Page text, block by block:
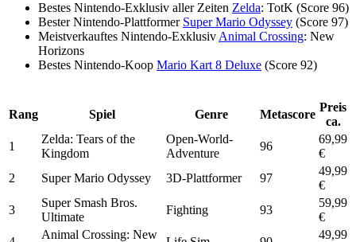
Bestes Nintendo-Exklusiv aller Zeiten Zelda: TotK (Score 96)
Bester Nintendo-Plattformer Super Mario Odyssey (Score 97)
Meistverkauftes Nintendo-Exklusiv Animal Crossing: New
Horizons
Bestes Nintendo-Koop Mario Kart 8 Deluxe (Score 92)
Rang Spiel Genre Metascore
Preis
ca.
1
Zelda: Tears of the
Kingdom
Open-World-
Adventure
96
69,99
€
2
Super Mario Odyssey 3D-Plattformer 97
49,99
€
3
Super Smash Bros.
Ultimate
Fighting 93
59,99
€
Animal Crossing: New
49,99